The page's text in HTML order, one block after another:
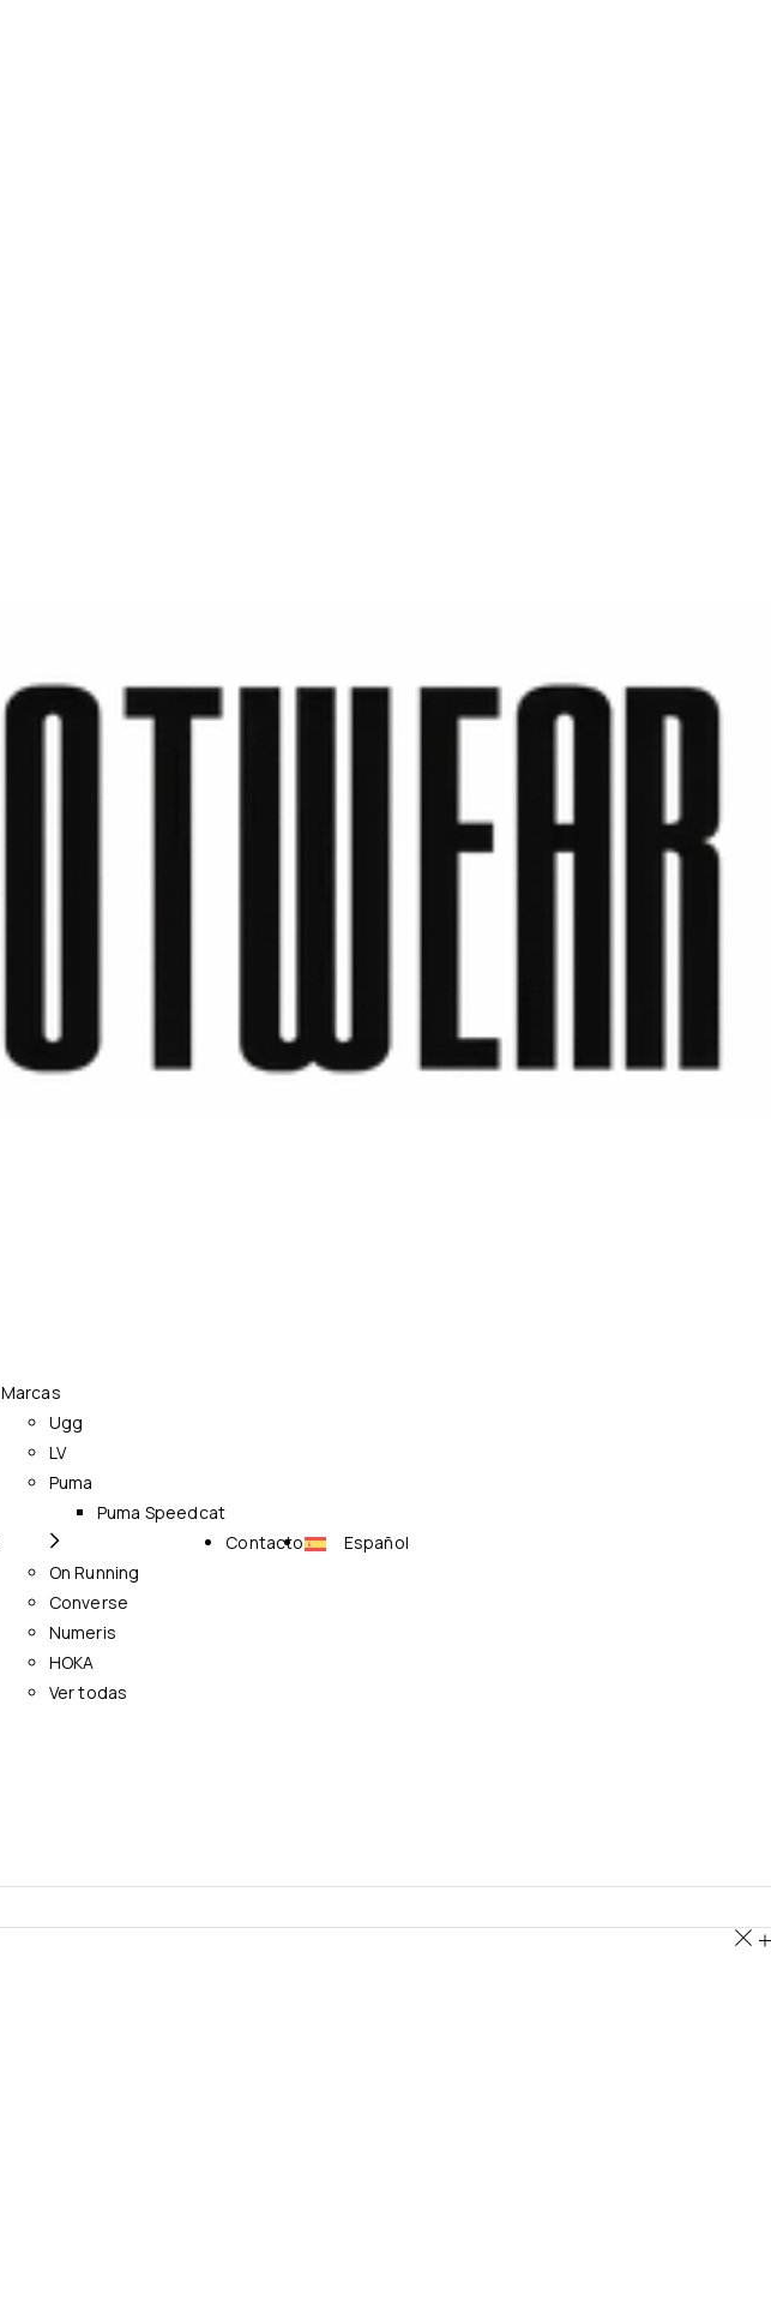
Marcas
Ugg
LV
Puma
Puma Speedcat
On Running
Converse
Numeris
HOKA
Ver todas
Contacto Español